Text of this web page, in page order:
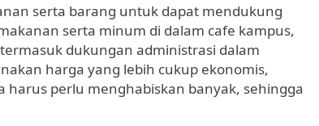
serta barang untuk dapat mendukung
serta minum di dalam cafe kampus,
dukungan administrasi dalam
harga yang lebih cukup ekonomis,
perlu menghabiskan banyak, sehingga